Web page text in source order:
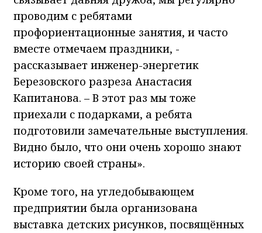
проводим с ребятами
профориентационные занятия, и часто
вместе отмечаем праздники, -
рассказывает инженер-энергетик
Березовского разреза Анастасия
Капитанова. – В этот раз мы тоже
приехали с подарками, а ребята
подготовили замечательные выступления.
Видно было, что они очень хорошо знают
историю своей страны».
Кроме того, на угледобывающем
предприятии была организована
выставка детских рисунков, посвящённых